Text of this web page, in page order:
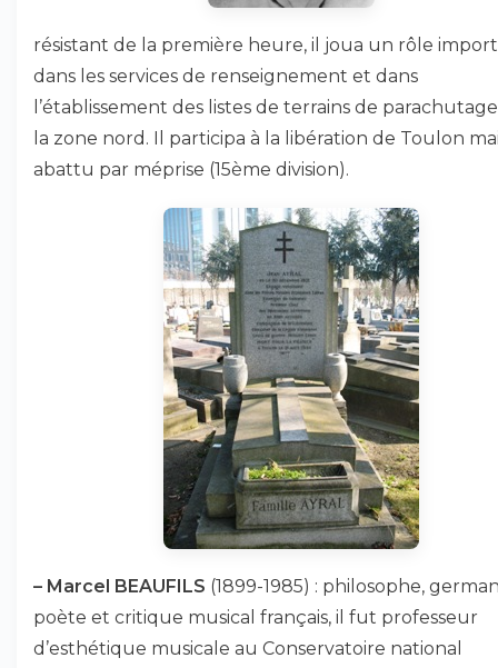
résistant de la première heure, il joua un rôle
dans les services de renseignement et dans
l’établissement des listes de terrains de
la zone nord. Il participa à la libération de Toulon
abattu par méprise (15ème division).
– Marcel BEAUFILS (1899-1985) : philosophe,
poète et critique musical français, il fut professeur
d’esthétique musicale au Conservatoire national